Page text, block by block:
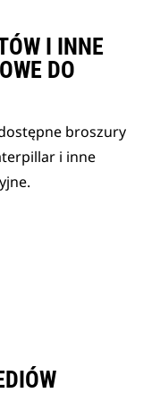
I INNE
DO
broszury
i inne